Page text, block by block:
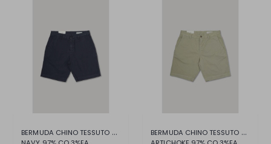
BERMUDA CHINO TESSUTO STRETCH ORGANICO BERMUDA CHINO TESSUTO STRETCH ORGANICO